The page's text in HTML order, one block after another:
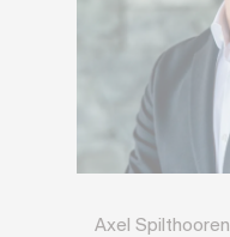
Axel Spilthooren